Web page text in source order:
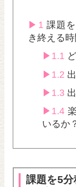
1 課題
き終える
1.1
1.2
1.3
1.4
いるか
課題を5